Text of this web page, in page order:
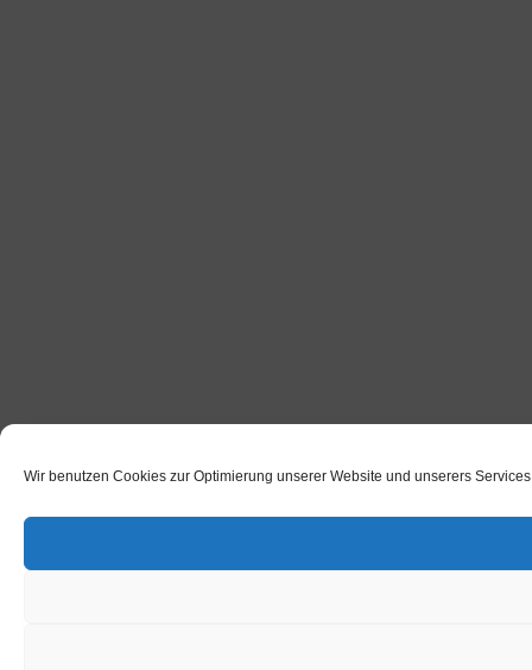
Wir benutzen Cookies zur Optimierung unserer Website und unserers